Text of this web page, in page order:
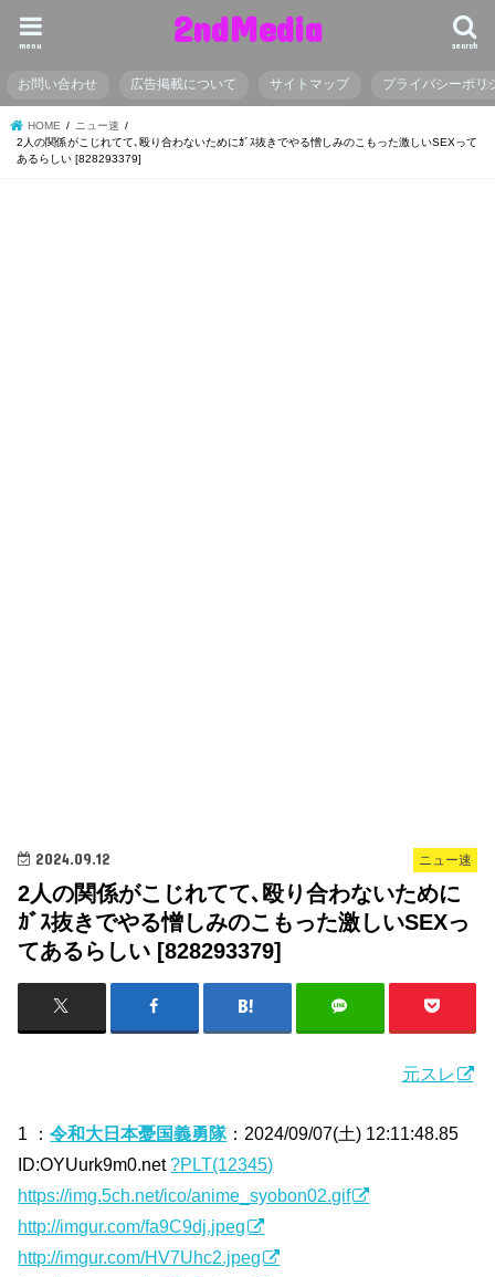
2ndMedia search
menu
お問い合わせ 広告掲載について サイトマップ プライバシーポリ
HOME
ニュー速
2人の関係がこじれてて､殴り合わないためにｶﾞｽ抜きでやる憎しみのこもった激しいSEXって
あるらしい [828293379]
ニュー速
2024.09.12
2人の関係がこじれてて､殴り合わないために
ｶﾞｽ抜きでやる憎しみのこもった激しいSEXっ
てあるらしい [828293379]
元スレ
1 ：令和大日本憂国義勇隊：2024/09/07(土) 12:11:48.85
ID:OYUurk9m0.net?PLT(12345)
https://img.5ch.net/ico/anime_syobon02.gif
http://imgur.com/fa9C9dj.jpeg
http://imgur.com/HV7Uhc2.jpeg